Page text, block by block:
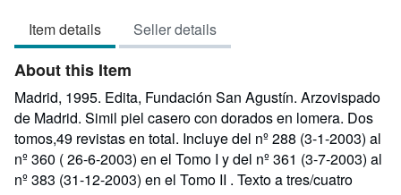
of
5
stars
Item details Seller details
About this Item
Madrid, 1995. Edita, Fundación San Agustín. Arzovispado
de Madrid. Simil piel casero con dorados en lomera. Dos
tomos,49 revistas en total. Incluye del nº 288 (3-1-2003) al
nº 360 ( 26-6-2003) en el Tomo I y del nº 361 (3-7-2003) al
nº 383 (31-12-2003) en el Tomo II . Texto a tres/cuatro